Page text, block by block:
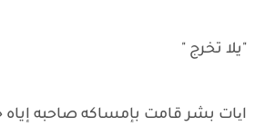
"يلا تخرج "
ایات بشر قامت بإمساكه صاحبه